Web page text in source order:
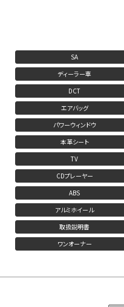
SA
ディーラー車
DCT
エアバッグ
パワーウィンドウ
本革シート
TV
CDプレーヤー
ABS
アルミホイール
取扱説明書
ワンオーナー